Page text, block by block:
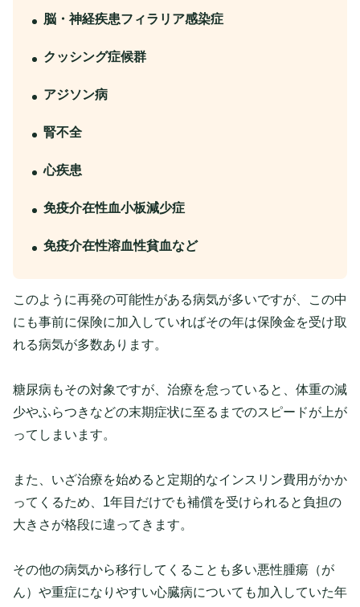
脳・神経疾患フィラリア感染症
クッシング症候群
アジソン病
腎不全
心疾患
免疫介在性血小板減少症
免疫介在性溶血性貧血など
このように再発の可能性がある病気が多いですが、この中
にも事前に保険に加入していればその年は保険金を受け取
れる病気が多数あります。
糖尿病もその対象ですが、治療を怠っていると、体重の減
少やふらつきなどの末期症状に至るまでのスピードが上が
ってしまいます。
また、いざ治療を始めると定期的なインスリン費用がかか
ってくるため、1年目だけでも補償を受けられると負担の
大きさが格段に違ってきます。
その他の病気から移行してくることも多い悪性腫瘍（が
ん）や重症になりやすい心臓病についても加入していた年